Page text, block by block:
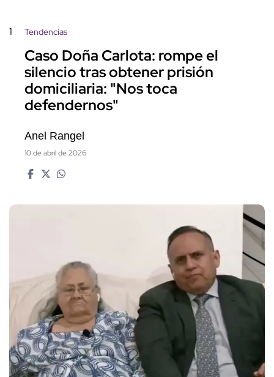
1 Tendencias
Caso Doña Carlota: rompe el
silencio tras obtener prisión
domiciliaria: "Nos toca
defendernos"
Anel Rangel
10 de abril de 2026